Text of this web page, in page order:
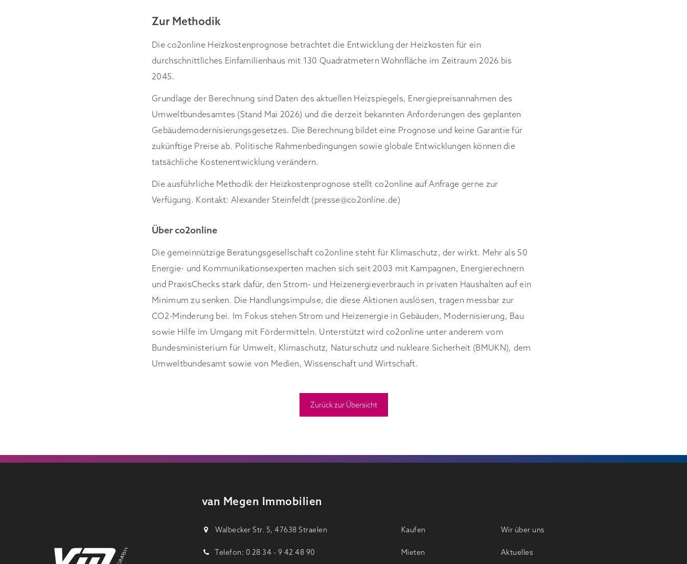
Zur Methodik
Die co2online Heizkostenprognose betrachtet die Entwicklung der Heizkosten für ein
durchschnittliches Einfamilienhaus mit 130 Quadratmetern Wohnfläche im Zeitraum 2026 bis
2045.
Grundlage der Berechnung sind Daten des aktuellen Heizspiegels, Energiepreisannahmen des
Umweltbundesamtes (Stand Mai 2026) und die derzeit bekannten Anforderungen des geplanten
Gebäudemodernisierungsgesetzes. Die Berechnung bildet eine Prognose und keine Garantie für
zukünftige Preise ab. Politische Rahmenbedingungen sowie globale Entwicklungen können die
tatsächliche Kostenentwicklung verändern.
Die ausführliche Methodik der Heizkostenprognose stellt co2online auf Anfrage gerne zur
Verfügung. Kontakt: Alexander Steinfeldt (presse@co2online.de)
Über co2online
Die gemeinnützige Beratungsgesellschaft co2online steht für Klimaschutz, der wirkt. Mehr als 50
Energie- und Kommunikationsexperten machen sich seit 2003 mit Kampagnen, Energierechnern
und PraxisChecks stark dafür, den Strom- und Heizenergieverbrauch in privaten Haushalten auf ein
Minimum zu senken. Die Handlungsimpulse, die diese Aktionen auslösen, tragen messbar zur
CO2-Minderung bei. Im Fokus stehen Strom und Heizenergie in Gebäuden, Modernisierung, Bau
sowie Hilfe im Umgang mit Fördermitteln. Unterstützt wird co2online unter anderem vom
Bundesministerium für Umwelt, Klimaschutz, Naturschutz und nukleare Sicherheit (BMUKN), dem
Umweltbundesamt sowie von Medien, Wissenschaft und Wirtschaft.
Zurück zur Übersicht
van Megen Immobilien
Walbecker Str. 5, 47638 Straelen
Telefon: 0 28 34 - 9 42 48 90
Kaufen
Mieten
Wir über uns
Aktuelles